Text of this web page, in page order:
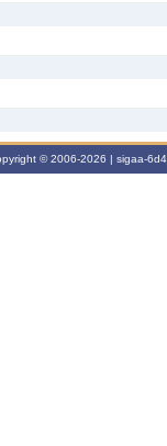
© 2006-2026 | sigaa-